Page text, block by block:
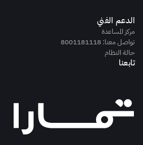
الدعم الفني
مركز المساعدة
تواصل معنا: 8001181118
حالة النظام
تابعنا